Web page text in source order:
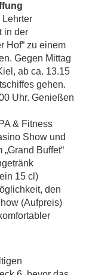
Lehrter
in der
Hof“ zu einem
Gegen Mittag
ab ca. 13.15
gehen.
Uhr. Genießen
& Fitness
Show und
Buffet“
15 cl)
den
(Aufpreis)